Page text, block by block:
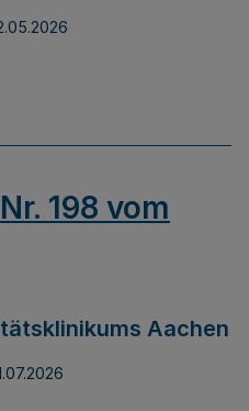
198 vom
Aachen